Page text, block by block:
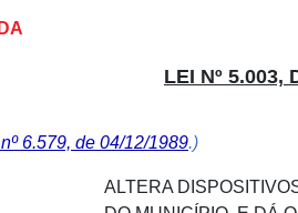
LEI Nº 5.003,
6.579, de 04/12/1989.)
ALTERA